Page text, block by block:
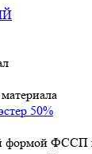
50%
формой ФССП